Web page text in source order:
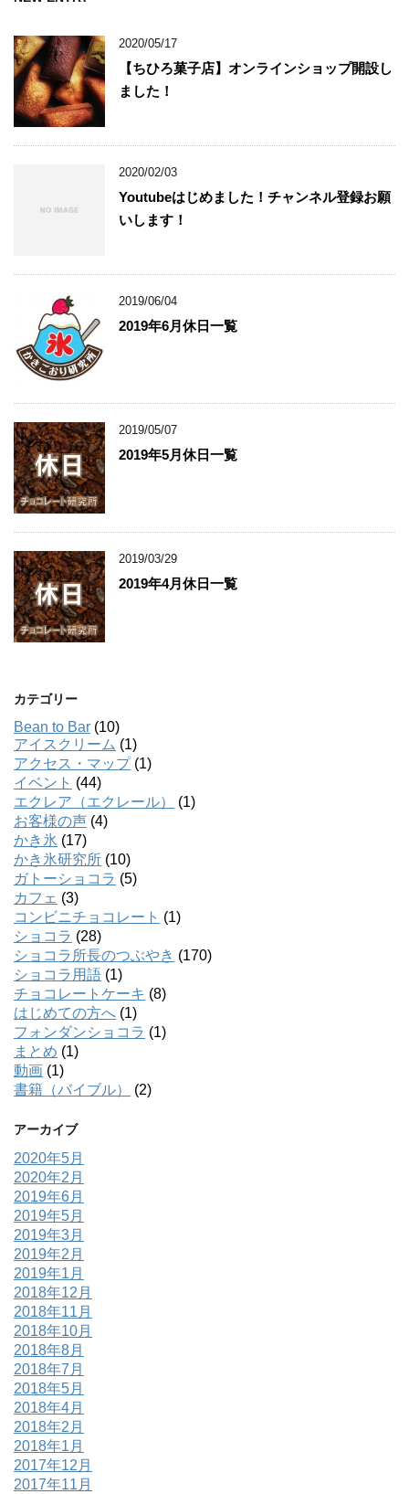
2020/05/17
【ちひろ菓子店】オンラインショップ開設し
ました！
2020/02/03
Youtubeはじめました！チャンネル登録お願
いします！
2019/06/04
2019年6月休日一覧
2019/05/07
2019年5月休日一覧
2019/03/29
2019年4月休日一覧
カテゴリー
Bean to Bar (10)
アイスクリーム (1)
アクセス・マップ(1)
イベント (44)
エクレア（エクレール）
(1)
お客様の声 (4)
かき氷 (17)
かき氷研究所 (10)
ガトーショコラ (5)
カフェ (3)
コンビニチョコレート (1)
ショコラ (28)
ショコラ所長のつぶやき (170)
ショコラ用語 (1)
チョコレートケーキ (8)
はじめての方へ (1)
フォンダンショコラ (1)
まとめ (1)
動画 (1)
書籍（バイブル）
(2)
アーカイブ
2020年5月
2020年2月
2019年6月
2019年5月
2019年3月
2019年2月
2019年1月
2018年12月
2018年11月
2018年10月
2018年8月
2018年7月
2018年5月
2018年4月
2018年2月
2018年1月
2017年12月
2017年11月